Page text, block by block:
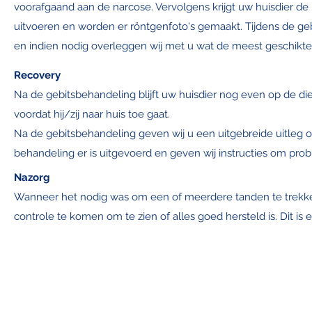
Recovery
Na de gebitsbehandeling blijft uw huisdier nog even op de
voordat hij/zij naar huis toe gaat.
Na de gebitsbehandeling geven wij u een uitgebreide uitleg
behandeling er is uitgevoerd en geven wij instructies om
Nazorg
Wanneer het nodig was om een of meerdere tanden te
controle te komen om te zien of alles goed hersteld is. Dit is
voorafgaand aan de narcose. Vervolgens krijgt uw huisdier
uitvoeren en worden er röntgenfoto's gemaakt. Tijdens de
en indien nodig overleggen wij met u wat de meest